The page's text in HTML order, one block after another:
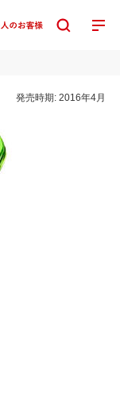
発売時期:2016年4月